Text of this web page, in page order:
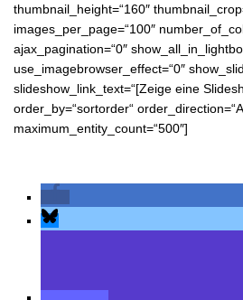
thumbnail_height=“160″
images_per_page=“100″
ajax_pagination=“0″
use_imagebrowser_effect=“0″
slideshow_link_text=“[Zeige eine
order_by=“sortorder“
maximum_entity_count=“500″]